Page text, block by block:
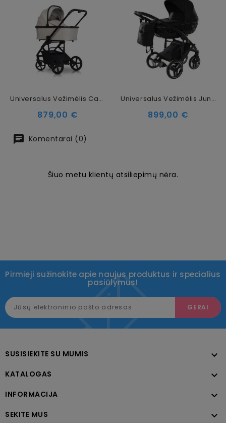
Universalus Vežimėlis Cavoe Moi XL Ecru
Kaina
879,00 €
Universalus Vežimėlis Junama Basic 3in1, Black
Kaina
899,00 €
Komentarai (0)
Šiuo metu klientų atsiliepimų nėra.
Pirmieji sužinokite apie naujus produktus ir specialius
pasiūlymus!
SUSISIEKITE SU MUMIS 
KATALOGAS 
INFORMACIJA 
SEKITE MUS 